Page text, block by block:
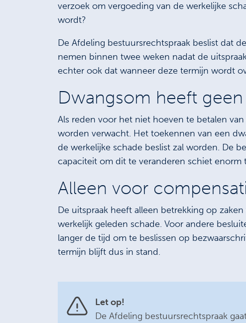
verzoek om vergoeding van de werkelijke
wordt?
De Afdeling bestuursrechtspraak beslist dat
nemen binnen twee weken nadat de
echter ook dat wanneer deze termijn wordt
Dwangsom heeft
Als reden voor het niet hoeven te betalen
worden verwacht. Het toekennen van een
de werkelijke schade beslist zal worden. De
capaciteit om dit te veranderen schiet enorm
Alleen voor
De uitspraak heeft alleen betrekking op
werkelijk geleden schade. Voor andere
langer de tijd om te beslissen op
termijn blijft dus in stand.
Let op!
De Afdeling bestuursrechtspraak